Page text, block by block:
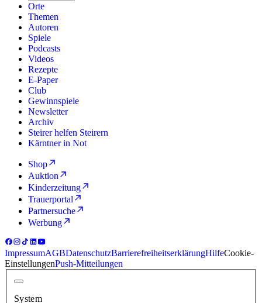
Orte
Themen
Autoren
Spiele
Podcasts
Videos
Rezepte
E-Paper
Club
Gewinnspiele
Newsletter
Archiv
Steirer helfen Steirern
Kärntner in Not
Shop
Auktion
Kinderzeitung
Trauerportal
Partnersuche
Werbung
ImpressumAGBDatenschutzBarrierefreiheitserklärungHilfeCookie-
EinstellungenPush-Mitteilungen
System